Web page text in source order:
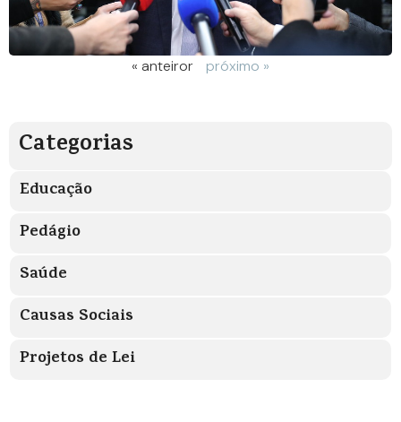
« anteiror próximo »
Categorias
Educação
Pedágio
Saúde
Causas Sociais
Projetos de Lei